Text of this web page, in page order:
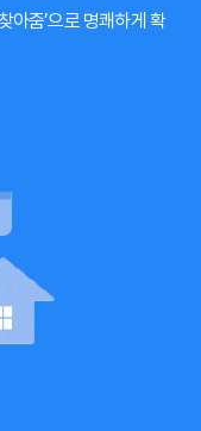
아줌’으로 명쾌하게 확